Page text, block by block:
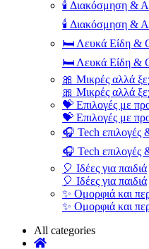
🕯️ Διακόσμηση &
🕯️ Διακόσμηση &
🛏️ Λευκά Είδη &
🛏️ Λευκά Είδη &
🎀 Μικρές αλλά
🎀 Μικρές αλλά
💝 Επιλογές με
💝 Επιλογές με
🎧 Tech επιλογές
🎧 Tech επιλογές
🎈 Ιδέες για παιδιά
🎈 Ιδέες για παιδιά
✨ Ομορφιά και
✨ Ομορφιά και
All categories